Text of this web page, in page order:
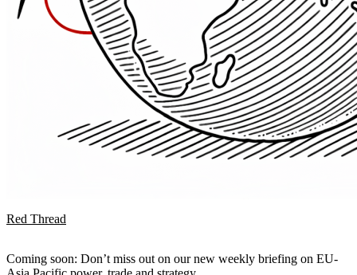
Red Thread
Coming soon: Don’t miss out on our new weekly briefing on EU-